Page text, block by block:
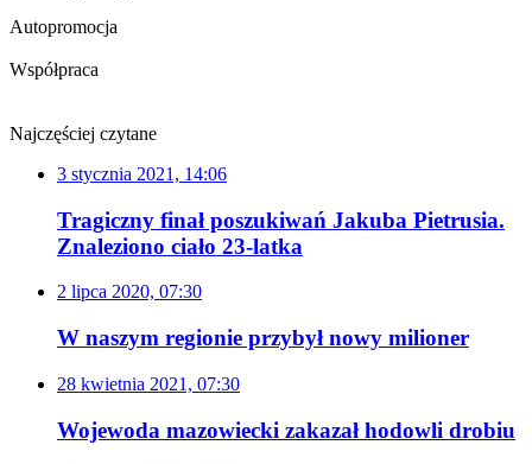
Autopromocja
Współpraca
Najczęściej czytane
3 stycznia 2021, 14:06
Tragiczny finał poszukiwań Jakuba Pietrusia.
Znaleziono ciało 23-latka
2 lipca 2020, 07:30
W naszym regionie przybył nowy milioner
28 kwietnia 2021, 07:30
Wojewoda mazowiecki zakazał hodowli drobiu